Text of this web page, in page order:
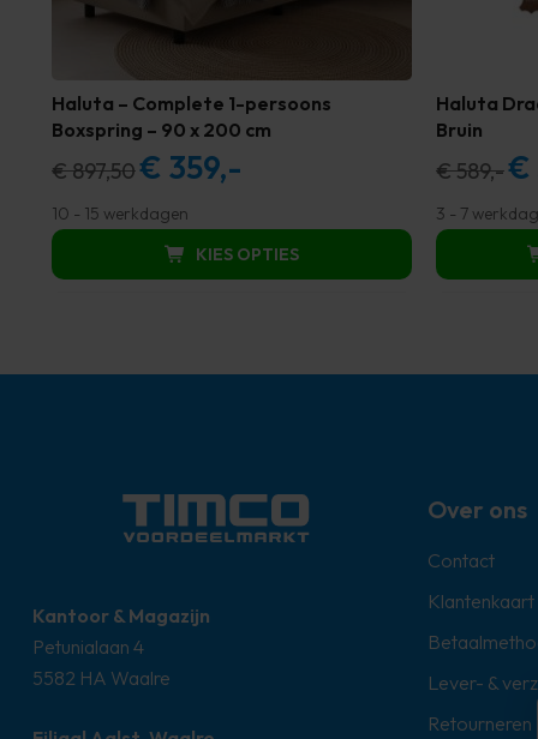
Haluta – Complete 1-persoons
Boxspring – 90 x 200 cm
€897,50Oorspronkelijke
was:
€ 897,50.
€ 359,-
is:
€ 359,00.
10 - 15 werkdagen
KIES OPTIES
Haluta
Bruin
€589,-
was:
€
€
3 - 7
Kantoor & Magazijn
Petunialaan 4
5582 HA Waalre
Over ons
Contact
Klantenkaart
Lever- &
Retourneren